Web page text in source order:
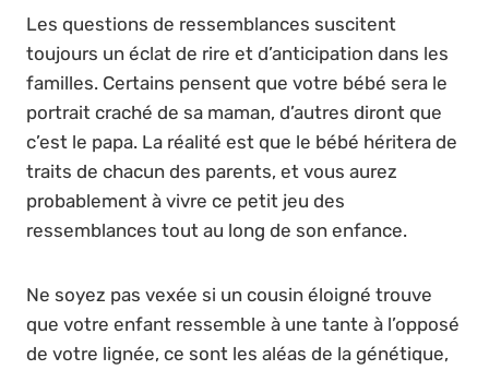
Les questions de ressemblances suscitent
toujours un éclat de rire et d’anticipation dans les
familles. Certains pensent que votre bébé sera le
portrait craché de sa maman, d’autres diront que
c’est le papa. La réalité est que le bébé héritera de
traits de chacun des parents, et vous aurez
probablement à vivre ce petit jeu des
ressemblances tout au long de son enfance.
Ne soyez pas vexée si un cousin éloigné trouve
que votre enfant ressemble à une tante à l’opposé
de votre lignée, ce sont les aléas de la génétique,